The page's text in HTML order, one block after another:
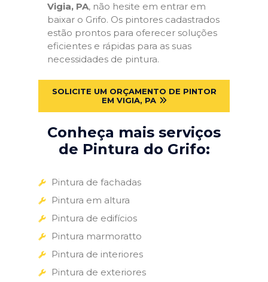
Vigia, PA, não hesite em entrar em
baixar o Grifo. Os pintores cadastrados
estão prontos para oferecer soluções
eficientes e rápidas para as suas
necessidades de pintura.
SOLICITE UM ORÇAMENTO DE PINTOR
EM VIGIA, PA
Conheça mais serviços
de Pintura do Grifo:
Pintura de fachadas
Pintura em altura
Pintura de edifícios
Pintura marmoratto
Pintura de interiores
Pintura de exteriores